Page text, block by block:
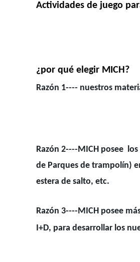
Actividades de juego
¿por qué elegir MICH?
Razón 1---- nuestros
Razón 2----MICH posee
de Parques de trampolín)
estera de salto, etc.
Razón 3----MICH posee
I+D, para desarrollar los